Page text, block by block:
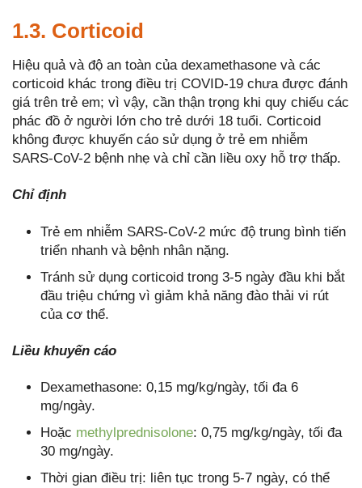
1.3. Corticoid
Hiệu quả và độ an toàn của dexamethasone và các
corticoid khác trong điều trị COVID-19 chưa được đánh
giá trên trẻ em; vì vậy, cần thận trọng khi quy chiếu các
phác đồ ở người lớn cho trẻ dưới 18 tuổi. Corticoid
không được khuyến cáo sử dụng ở trẻ em nhiễm
SARS-CoV-2 bệnh nhẹ và chỉ cần liều oxy hỗ trợ thấp.
Chỉ định
Trẻ em nhiễm SARS-CoV-2 mức độ trung bình tiến
triển nhanh và bệnh nhân nặng.
Tránh sử dụng corticoid trong 3-5 ngày đầu khi bắt
đầu triệu chứng vì giảm khả năng đào thải vi rút
của cơ thể.
Liều khuyến cáo
Dexamethasone: 0,15 mg/kg/ngày, tối đa 6
mg/ngày.
Hoặc methylprednisolone: 0,75 mg/kg/ngày, tối đa
30 mg/ngày.
Thời gian điều trị: liên tục trong 5-7 ngày, có thể